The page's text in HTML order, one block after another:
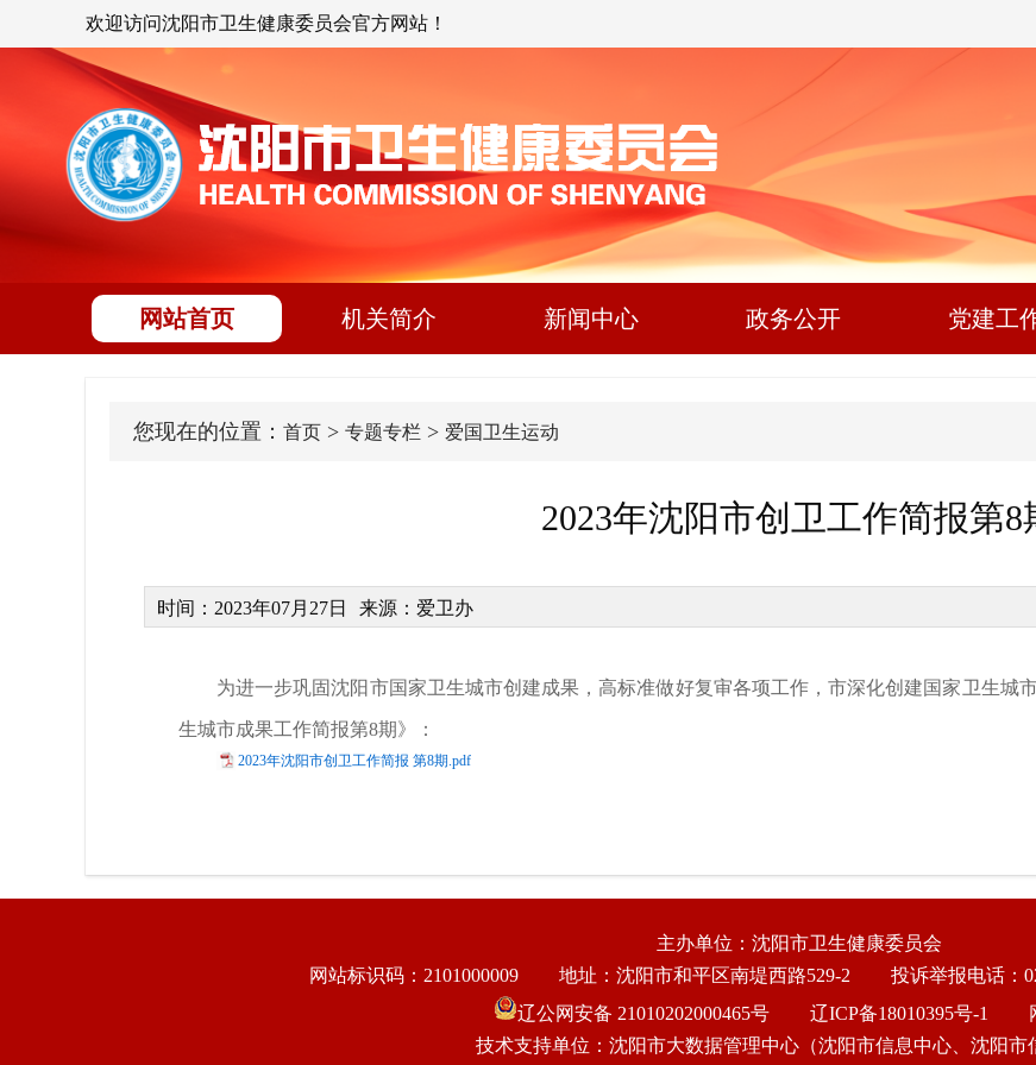
欢迎访问沈阳市卫生健康委员会官方网站！
网站首页 机关简介 新闻中心 政务公开 党建工
您现在的位置： 首页 > 专题专栏 > 爱国卫生运动
2023年沈阳市创卫工作简报第8
时间：2023年07月27日 来源：爱卫办
为进一步巩固沈阳市国家卫生城市创建成果，高标准做好复审各项工作，市深化创建国家卫生城
生城市成果工作简报第8期》：
2023年沈阳市创卫工作简报 第8期.pdf
主办单位：沈阳市卫生健康委员会
网站标识码：2101000009
地址：沈阳市和平区南堤西路529-2 投诉举报电话：
辽公网安备 21010202000465号
辽ICP备18010395号-1
技术支持单位：沈阳市大数据管理中心（沈阳市信息中心、沈阳市